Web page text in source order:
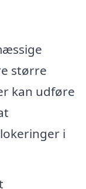
større
kan udføre
i